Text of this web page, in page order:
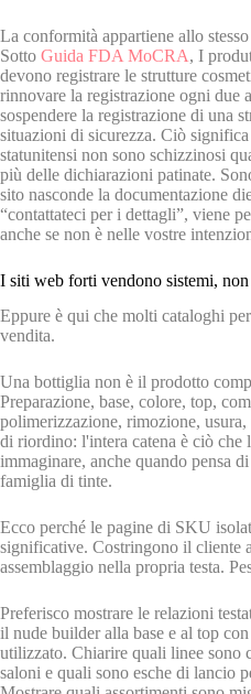
La conformità appartiene allo
Sotto Guida FDA MoCRA, I
devono registrare le strutture
rinnovare la registrazione ogni due
sospendere la registrazione di una
situazioni di sicurezza. Ciò
statunitensi non sono schizzinosi
più delle dichiarazioni patinate.
sito nasconde la documentazione
“contattateci per i dettagli”, viene
anche se non è nelle vostre
I siti web forti vendono sistemi,
Eppure è qui che molti cataloghi
vendita.
Una bottiglia non è il prodotto
Preparazione, base, colore, top,
polimerizzazione, rimozione, usura,
di riordino: l'intera catena è ciò che
immaginare, anche quando pensa
famiglia di tinte.
Ecco perché le pagine di SKU
significative. Costringono il cliente
assemblaggio nella propria testa.
Preferisco mostrare le relazioni
il nude builder alla base e al top
utilizzato. Chiarire quali linee sono
saloni e quali sono esche di lancio